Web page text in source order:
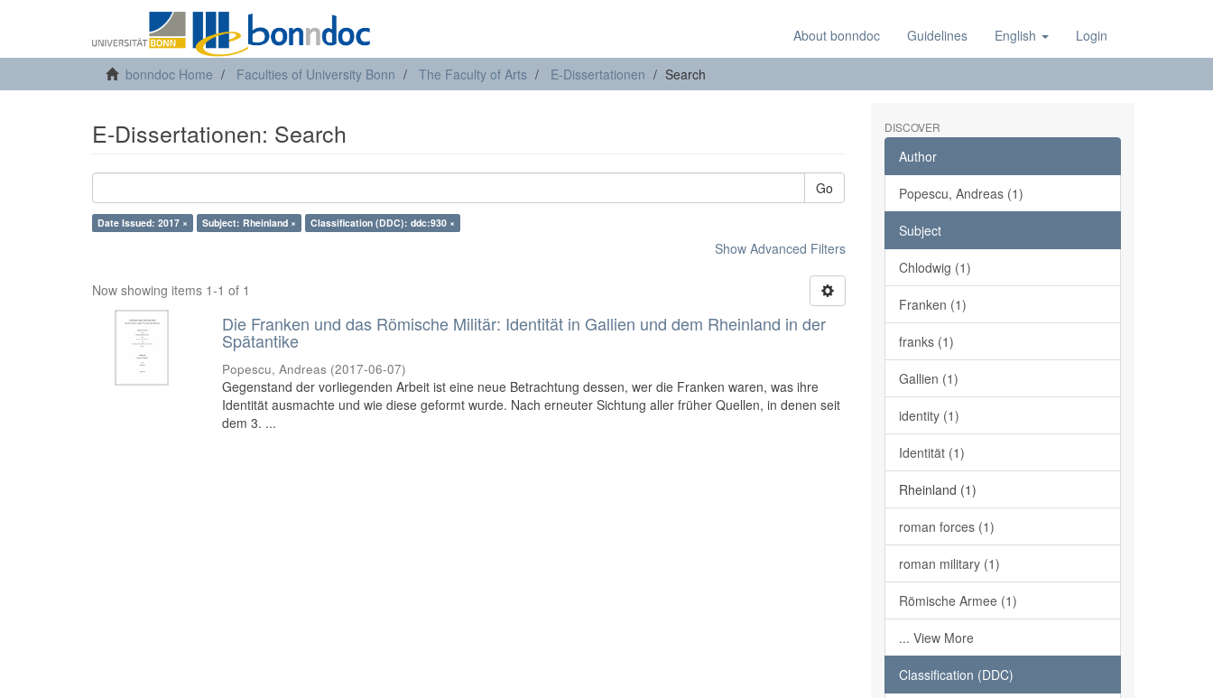
About bonndoc Guidelines English Login
bonndoc Home Faculties of University Bonn The Faculty of Arts E-Dissertationen Search
E-Dissertationen: Search
Go
Date Issued: 2017 × Subject: Rheinland × Classification (DDC): ddc:930 ×
Show Advanced Filters
Now showing items 1-1 of 1
Die Franken und das Römische Militär: Identität in Gallien und dem Rheinland in der
Spätantike
Popescu, Andreas (2017-06-07)
Gegenstand der vorliegenden Arbeit ist eine neue Betrachtung dessen, wer die Franken waren, was ihre
Identität ausmachte und wie diese geformt wurde. Nach erneuter Sichtung aller früher Quellen, in denen seit
dem 3. ...
DISCOVER
Author
Popescu, Andreas (1)
Subject
Chlodwig (1)
Franken (1)
franks (1)
Gallien (1)
identity (1)
Identität (1)
Rheinland (1)
roman forces (1)
roman military (1)
Römische Armee (1)
... View More
Classification (DDC)